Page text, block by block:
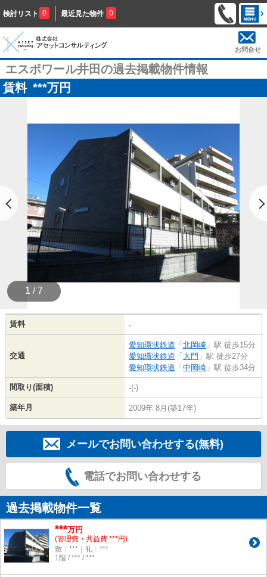
検討リスト 0 最近見た物件 0
お問合せ
エスポワール井田の過去掲載物件情報
賃料 ***万円
1 / 7
賃料 -
交通
愛知環状鉄道 「 北岡崎 」駅 徒歩15分
愛知環状鉄道 「 大門 」駅 徒歩27分
愛知環状鉄道 「 中岡崎 」駅 徒歩34分
間取り(面積) -(-)
築年月 2009年 8月(築17年)
メールでお問い合わせする(無料)
電話でお問い合わせする
過去掲載物件一覧
***万円
(管理費・共益費 ***円)
敷：***｜礼：***
1階 / *** / ***